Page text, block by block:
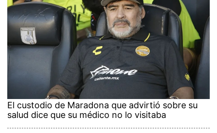
El custodio de Maradona que advirtió sobre su
salud dice que su médico no lo visitaba